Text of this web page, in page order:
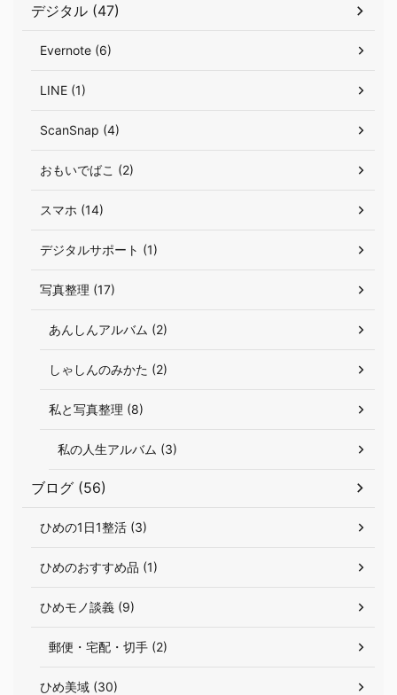
デジタル (47)
Evernote (6)
LINE (1)
ScanSnap (4)
おもいでばこ (2)
スマホ (14)
デジタルサポート (1)
写真整理 (17)
あんしんアルバム (2)
しゃしんのみかた (2)
私と写真整理 (8)
私の人生アルバム (3)
ブログ (56)
ひめの1日1整活 (3)
ひめのおすすめ品 (1)
ひめモノ談義 (9)
郵便・宅配・切手 (2)
ひめ美域 (30)